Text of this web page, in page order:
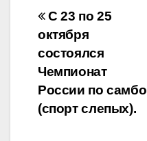
Навигация
по
записям
С 23 по 25
октября
состоялся
Чемпионат
России по самбо
(спорт слепых).